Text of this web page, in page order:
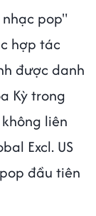
pop"
hợp tác
được danh
Kỳ trong
liên
Excl. US
đầu tiên